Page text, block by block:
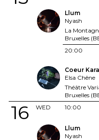
Llum
Nyash
La
Bruxelles
20:00
Coeur
Elsa Chêne
Théâtre
Bruxelles
WED
16 10:00
Llum
Nyash